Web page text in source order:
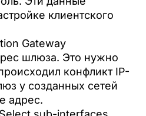
клиентского
Gateway
шлюза. Это нужно
конфликт IP-
у созданных сетей
адрес.